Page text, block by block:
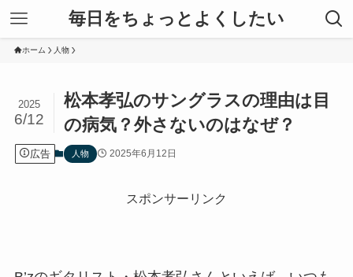
毎日をちょっとよくしたい
ホーム 人物
松本孝弘のサングラスの理由は目
の病気？外さないのはなぜ？
2025
6/12
広告 人物 2025年6月12日
スポンサーリンク